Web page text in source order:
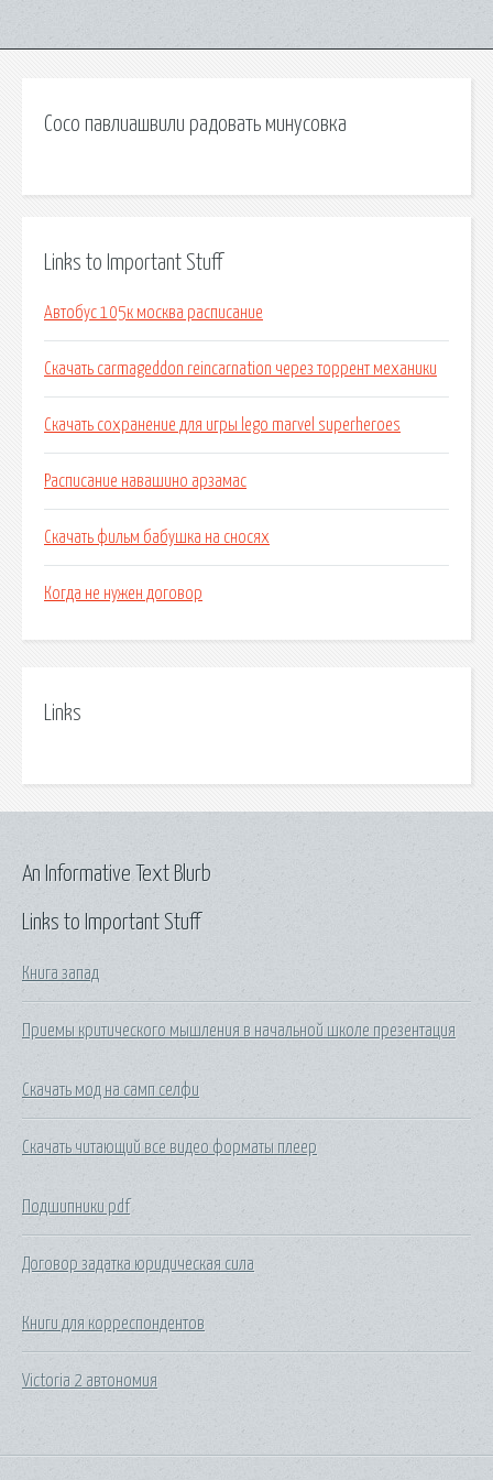
Сосо павлиашвили радовать минусовка
Links to Important Stuff
Автобус 105к москва расписание
Скачать carmageddon reincarnation через торрент механики
Скачать сохранение для игры lego marvel superheroes
Расписание навашино арзамас
Скачать фильм бабушка на сносях
Когда не нужен договор
Links
Links to Important Stuff
Книга запад
Приемы критического мышления в начальной школе презентация
Скачать мод на самп селфи
Скачать читающий все видео форматы плеер
Подшипники pdf
Договор задатка юридическая сила
Книги для корреспондентов
Victoria 2 автономия
An Informative Text Blurb